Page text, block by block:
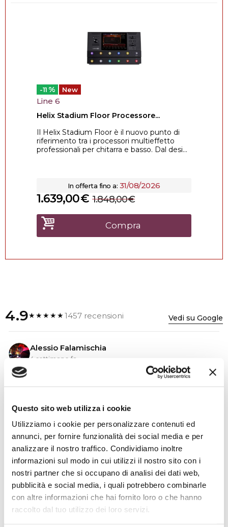
Questo sito web utilizza i cookie
Utilizziamo i cookie per personalizzare contenuti ed
annunci, per fornire funzionalità dei social media e per
analizzare il nostro traffico. Condividiamo inoltre
informazioni sul modo in cui utilizzi il nostro sito con i
nostri partner che si occupano di analisi dei dati web,
pubblicità e social media, i quali potrebbero combinarle
con altre informazioni che hai fornito loro o che hanno
raccolto dal tuo utilizzo dei loro servizi.
-11 % New
Line 6
Helix Stadium Floor Processore...
Il Helix Stadium Floor è il nuovo punto di
riferimento tra i processori multieffetto
professionali per chitarra e basso. Dal desi...
In offerta fino a: 31/08/2026
€
1.639,00 €
1.848,00
Compra
4.9★★★★★1457 recensioni Vedi su Google
Alessio Falamischia
4 settimane fa
★★★★★
super soddisfatto. Professionalità e gentilezza da parte
dello staff. Attrezzatura di qualità e buoni prezzi.
Hope Efrida
2 mesi fa
★★★★★
Ho acquistato un contrabbasso elettrico Stanzani, un
microfono professionale, amplificatore, cuffie, aste e